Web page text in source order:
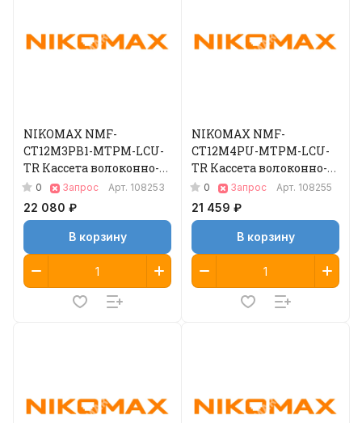
NIKOMAX NMF-
CT12M3PB1-MTPM-LCU-
TR Кассета волоконно-
оптическая
0 Запрос Арт. 108253
22 080 ₽
В корзину
NIKOMAX NMF-
CT12M4PU-MTPM-LCU-
TR Кассета волоконно-
оптическая
0 Запрос Арт. 108255
21 459 ₽
В корзину